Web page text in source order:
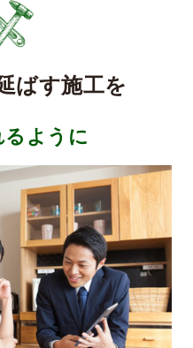
ばす施工を
ように